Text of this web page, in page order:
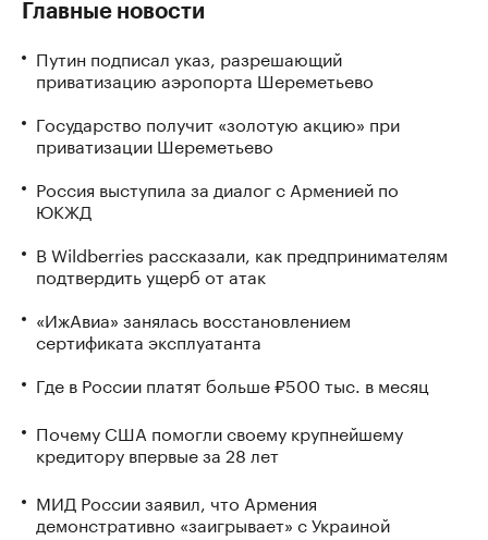
Главные новости
Путин подписал указ, разрешающий
приватизацию аэропорта Шереметьево
Государство получит «золотую акцию» при
приватизации Шереметьево
Россия выступила за диалог с Арменией по
ЮКЖД
В Wildberries рассказали, как предпринимателям
подтвердить ущерб от атак
«ИжАвиа» занялась восстановлением
сертификата эксплуатанта
Где в России платят больше ₽500 тыс. в месяц
Почему США помогли своему крупнейшему
кредитору впервые за 28 лет
МИД России заявил, что Армения
демонстративно «заигрывает» с Украиной